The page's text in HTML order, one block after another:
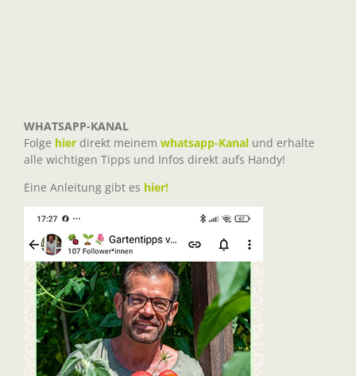
WHATSAPP-KANAL
Folge hier direkt meinem whatsapp-Kanal und erhalte
alle wichtigen Tipps und Infos direkt aufs Handy!
Eine Anleitung gibt es hier!